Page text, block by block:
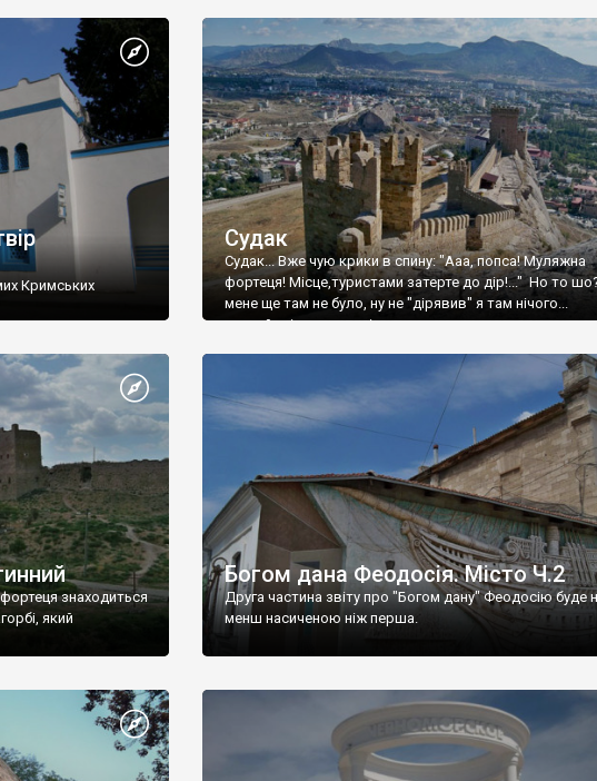
Кримських
Судак
Судак... Вже чую крики в спину: "Ааа, попса! Муляжна
фортеця! Місце,туристами затерте до дір!..." Но то
мене ще там не було, ну не "дірявив" я там нічого...
принаймні до цього літа.
знаходиться
який
Богом дана Феодосія. Місто Ч.2
Друга частина звіту про "Богом дану" Феодосію буде
менш насиченою ніж перша.